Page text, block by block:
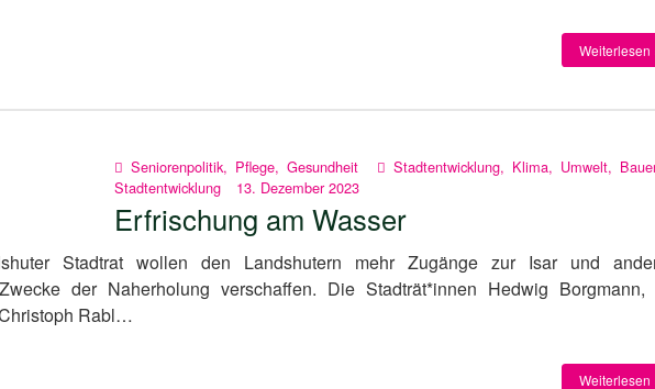
Weiterlesen
Seniorenpolitik, Pflege, Gesundheit Stadtentwicklung, Klima, Umwelt,
Stadtentwicklung
13. Dezember 2023
Erfrischung am Wasser
Stadtrat wollen den Landshutern mehr Zugänge zur Isar und
der Naherholung verschaffen. Die Stadträt*innen Hedwig Borgmann,
Rabl…
Weiterlesen